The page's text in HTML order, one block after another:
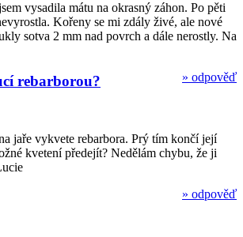
vysadila mátu na okrasný záhon. Po pěti
Kořeny se mi zdály živé, ale nové
sotva 2 mm nad povrch a dále nerostly. Na
» odpověď
rebarborou?
jaře vykvete rebarbora. Prý tím končí její
kvetení předejít? Nedělám chybu, že ji
» odpověď